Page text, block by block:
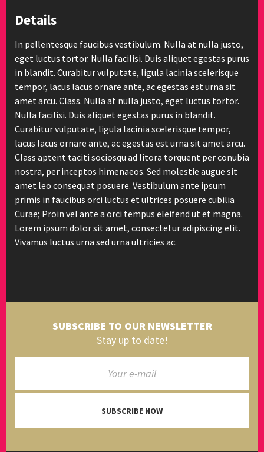
Details
In pellentesque faucibus vestibulum. Nulla at nulla justo,
eget luctus tortor. Nulla facilisi. Duis aliquet egestas purus
in blandit. Curabitur vulputate, ligula lacinia scelerisque
tempor, lacus lacus ornare ante, ac egestas est urna sit
amet arcu. Class. Nulla at nulla justo, eget luctus tortor.
Nulla facilisi. Duis aliquet egestas purus in blandit.
Curabitur vulputate, ligula lacinia scelerisque tempor,
lacus lacus ornare ante, ac egestas est urna sit amet arcu.
Class aptent taciti sociosqu ad litora torquent per conubia
nostra, per inceptos himenaeos. Sed molestie augue sit
amet leo consequat posuere. Vestibulum ante ipsum
primis in faucibus orci luctus et ultrices posuere cubilia
Curae; Proin vel ante a orci tempus eleifend ut et magna.
Lorem ipsum dolor sit amet, consectetur adipiscing elit.
Vivamus luctus urna sed urna ultricies ac.
SUBSCRIBE TO OUR NEWSLETTER
Stay up to date!
SUBSCRIBE NOW